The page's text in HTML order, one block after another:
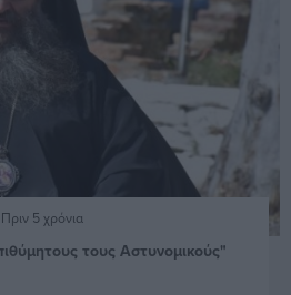
Πριν 5 χρόνια
τους Αστυνομικούς"